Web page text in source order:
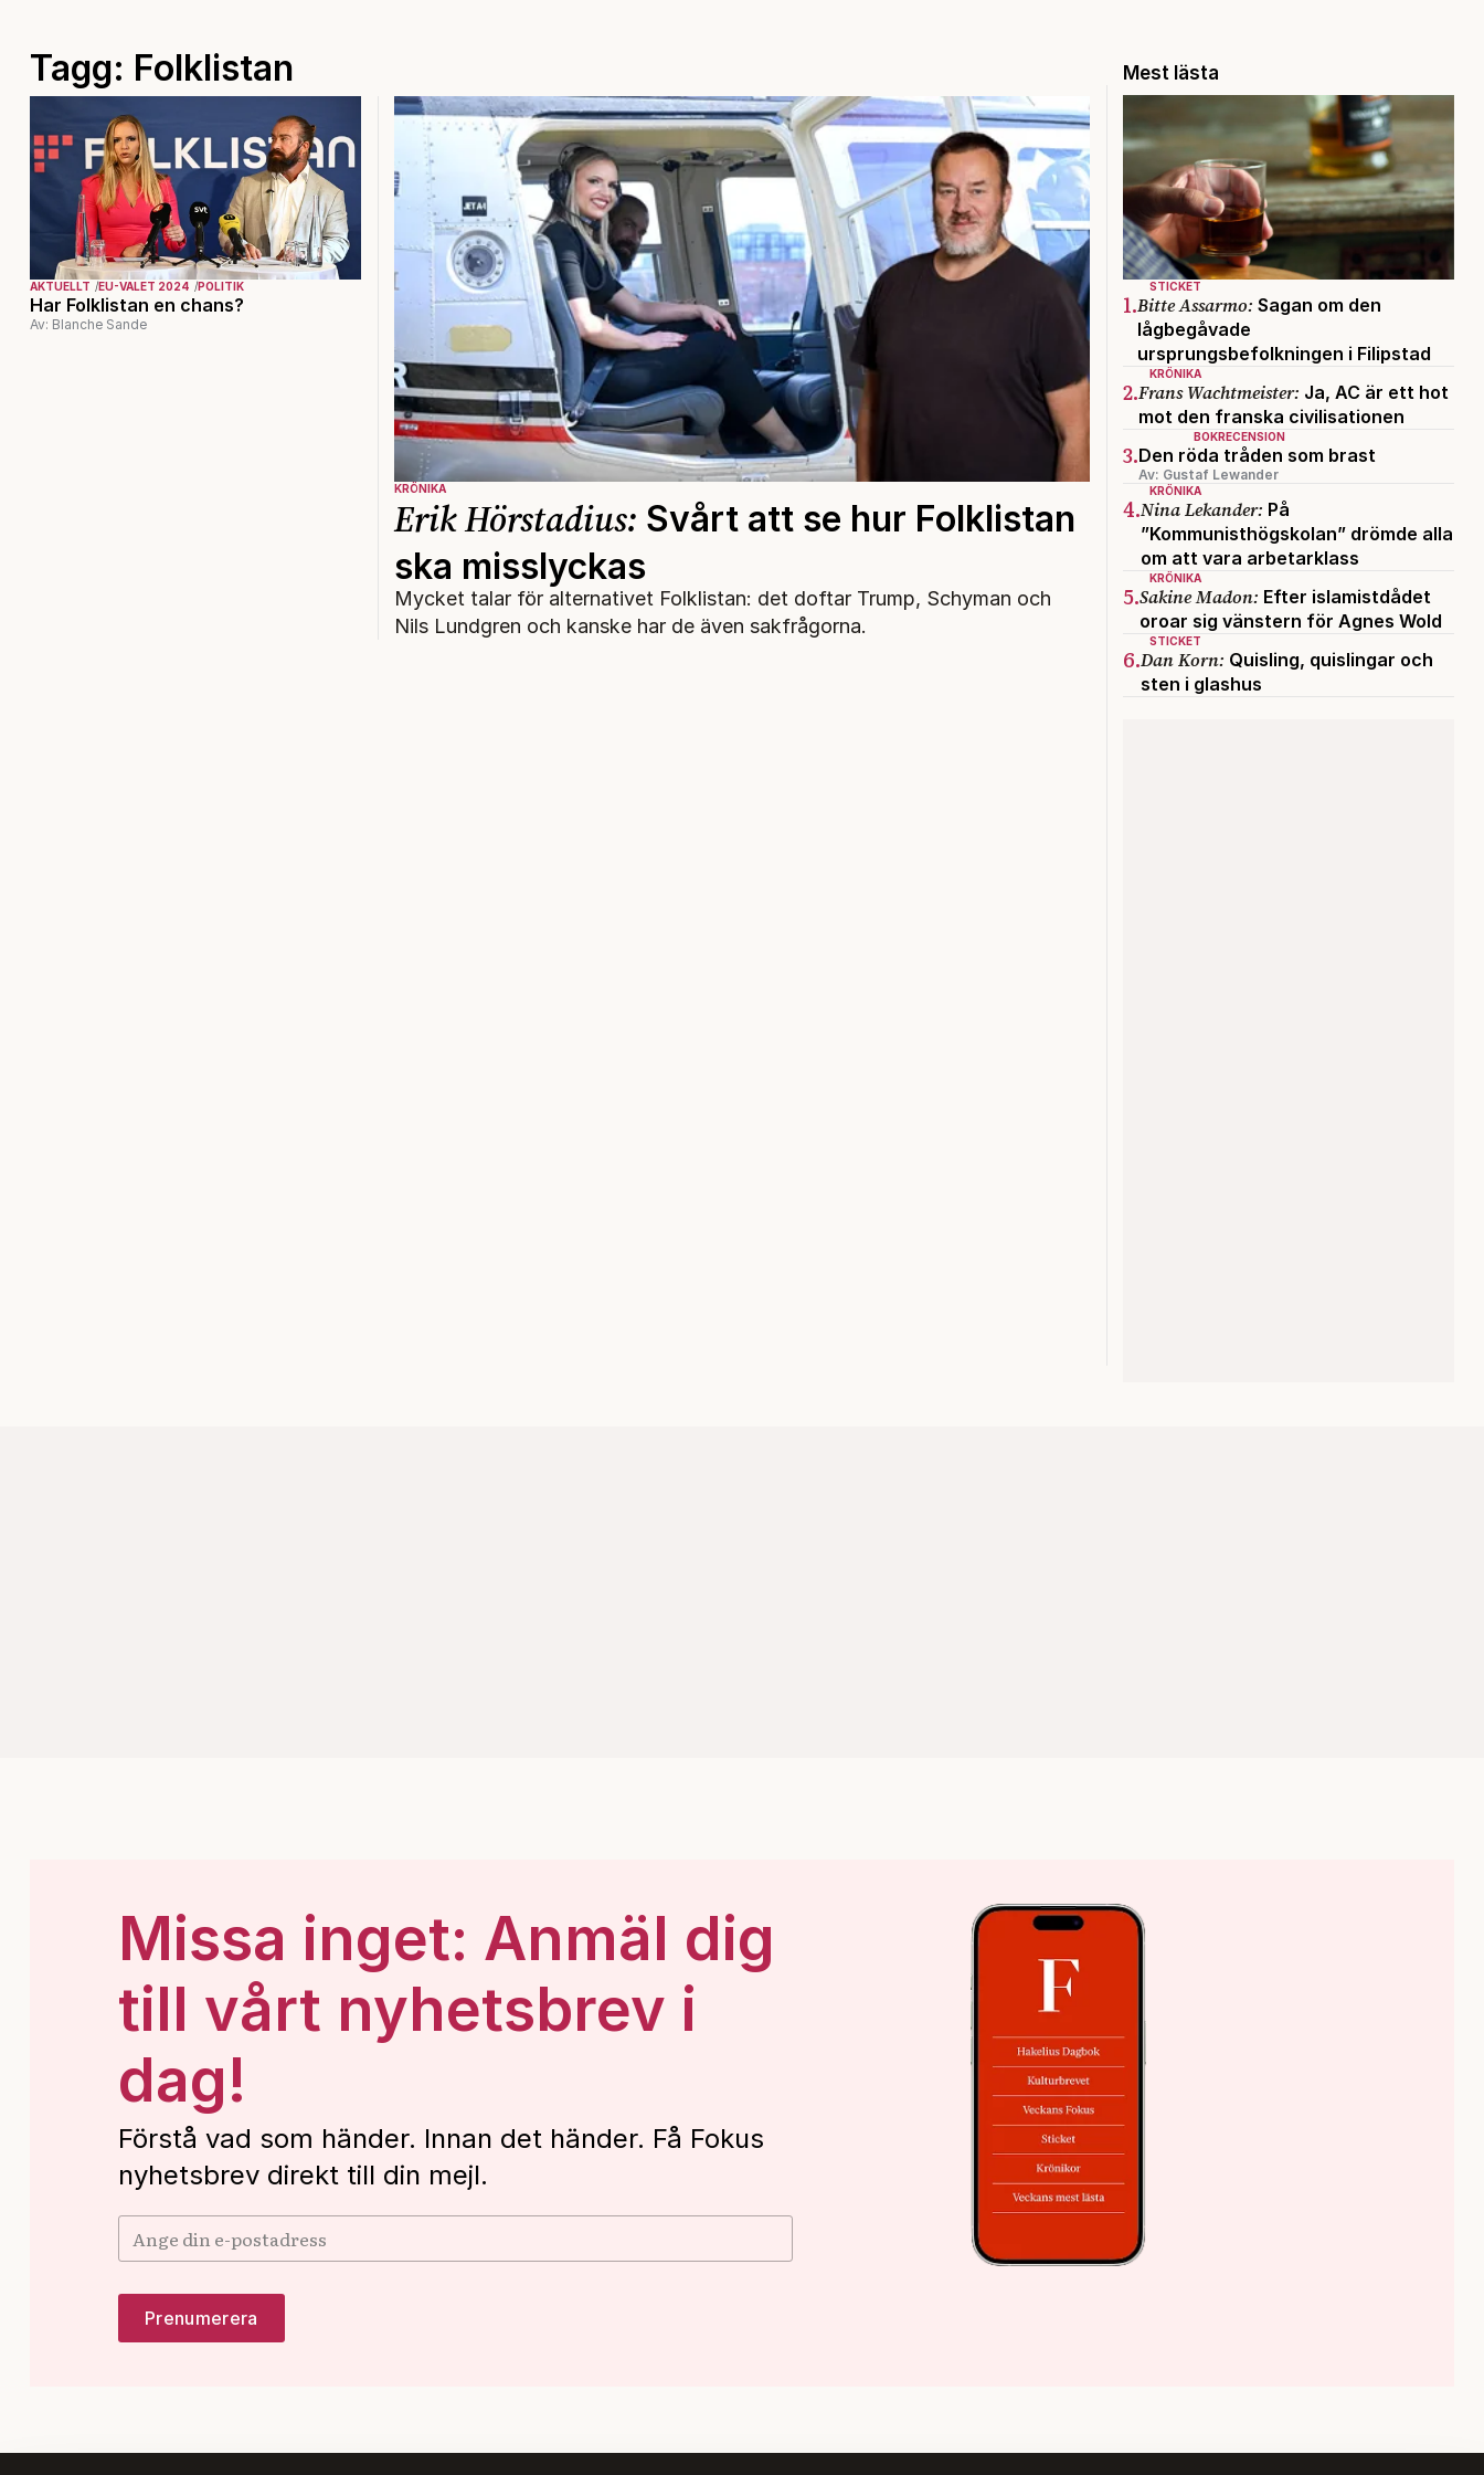
Tagg: Folklistan
AKTUELLT EU-VALET 2024 POLITIK
Har Folklistan en chans?
Av: Blanche Sande
KRÖNIKA
Erik Hörstadius: Svårt att se hur Folklistan
ska misslyckas
Mycket talar för alternativet Folklistan: det doftar Trump, Schyman och
Nils Lundgren och kanske har de även sakfrågorna.
Mest lästa
STICKET
1.Bitte Assarmo: Sagan om den
lågbegåvade
ursprungsbefolkningen i Filipstad
KRÖNIKA
2.Frans Wachtmeister: Ja, AC är ett hot
mot den franska civilisationen
BOKRECENSION
3.Den röda tråden som brast
Av: Gustaf Lewander
KRÖNIKA
4.Nina Lekander: På
”Kommunisthögskolan” drömde alla
om att vara arbetarklass
KRÖNIKA
5.Sakine Madon: Efter islamistdådet
oroar sig vänstern för Agnes Wold
STICKET
6.Dan Korn: Quisling, quislingar och
sten i glashus
Missa inget: Anmäl dig
till vårt nyhetsbrev i
dag!
Förstå vad som händer. Innan det händer. Få Fokus
nyhetsbrev direkt till din mejl.